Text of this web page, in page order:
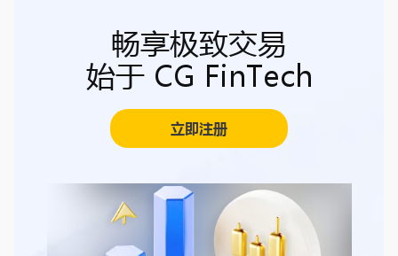
畅享极致交易
始于 CG FinTech
立即注册